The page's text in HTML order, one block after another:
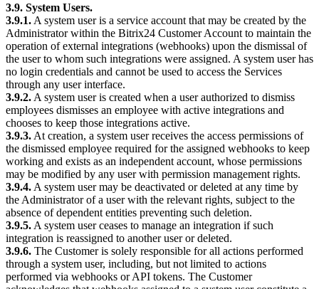
3.9. System Users.
3.9.1. A system user is a service account that may be created by the
Administrator within the Bitrix24 Customer Account to maintain the
operation of external integrations (webhooks) upon the dismissal of
the user to whom such integrations were assigned. A system user has
no login credentials and cannot be used to access the Services
through any user interface.
3.9.2. A system user is created when a user authorized to dismiss
employees dismisses an employee with active integrations and
chooses to keep those integrations active.
3.9.3. At creation, a system user receives the access permissions of
the dismissed employee required for the assigned webhooks to keep
working and exists as an independent account, whose permissions
may be modified by any user with permission management rights.
3.9.4. A system user may be deactivated or deleted at any time by
the Administrator of a user with the relevant rights, subject to the
absence of dependent entities preventing such deletion.
3.9.5. A system user ceases to manage an integration if such
integration is reassigned to another user or deleted.
3.9.6. The Customer is solely responsible for all actions performed
through a system user, including, but not limited to actions
performed via webhooks or API tokens. The Customer